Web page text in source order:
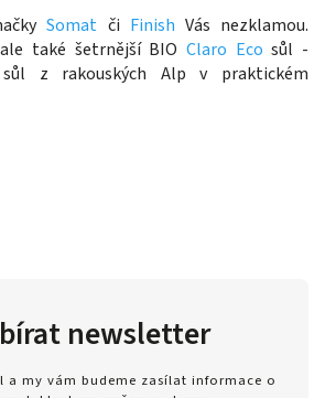
Somat či Finish Vás nezklamou.
také šetrnější BIO Claro Eco sůl -
z rakouských Alp v praktickém
newsletter
a my vám budeme zasílat informace o